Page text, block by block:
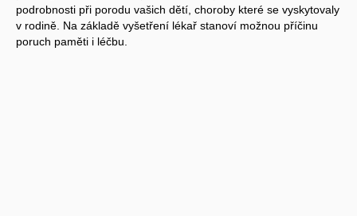
podrobnosti při porodu vašich dětí, choroby které se vyskytovaly
v rodině. Na základě vyšetření lékař stanoví možnou příčinu
poruch paměti i léčbu.